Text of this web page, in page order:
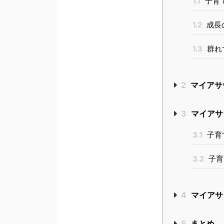
1.2 成長
1.3 群れ
2 マイア
3 マイア
3.1 子育
3.2 子
4 マイア